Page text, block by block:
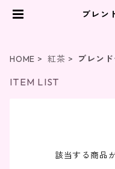
ブレ
HOME 紅茶 ブレン
ITEM LIST
該当する商品